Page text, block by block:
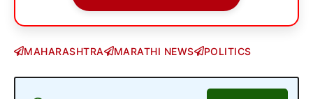
MAHARASHTRA MARATHI NEWS POLITICS